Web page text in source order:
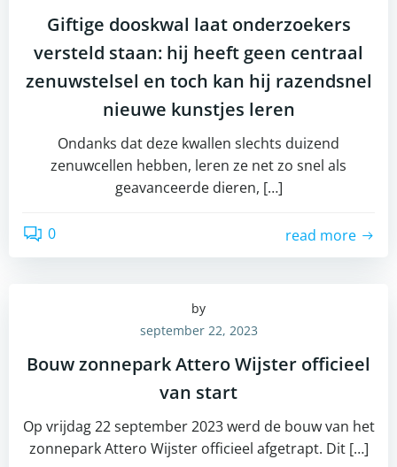
Giftige dooskwal laat onderzoekers
versteld staan: hij heeft geen centraal
zenuwstelsel en toch kan hij razendsnel
nieuwe kunstjes leren
Ondanks dat deze kwallen slechts duizend
zenuwcellen hebben, leren ze net zo snel als
geavanceerde dieren, […]
0 read more
by
september 22, 2023
Bouw zonnepark Attero Wijster officieel
van start
Op vrijdag 22 september 2023 werd de bouw van het
zonnepark Attero Wijster officieel afgetrapt. Dit […]